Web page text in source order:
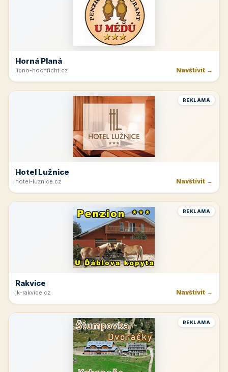
Horná Planá
lipno-hochficht.cz Navštívit →
REKLAMA
Hotel Lužnice
hotel-luznice.cz Navštívit →
REKLAMA
Rakvice
jk-rakvice.cz Navštívit →
REKLAMA